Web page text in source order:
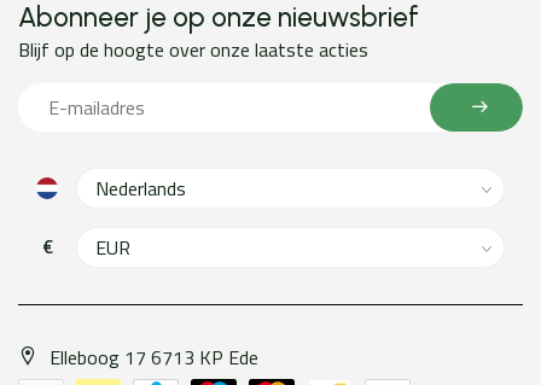
Abonneer je op onze nieuwsbrief
Blijf op de hoogte over onze laatste acties
€
Elleboog 17 6713 KP Ede